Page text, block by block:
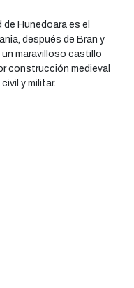
Hunedoara es el
después de Bran y
un maravilloso castillo
construcción medieval
y militar.